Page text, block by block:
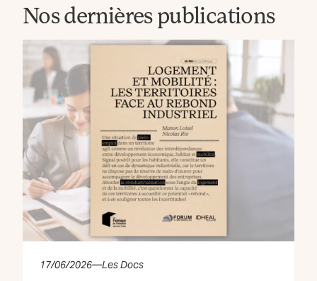
Nos dernières publications
17/06/2026—Les Docs